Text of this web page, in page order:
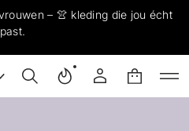
– 👚 kleding die jou écht
past.